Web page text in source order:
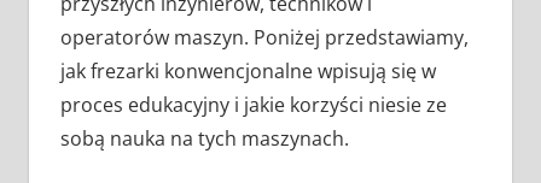
operatorów maszyn. Poniżej przedstawiamy,
jak frezarki konwencjonalne wpisują się w
proces edukacyjny i jakie korzyści niesie ze
sobą nauka na tych maszynach.